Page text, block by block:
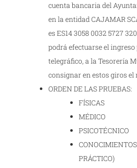
cuenta bancaria del
en la entidad CAJAMAR
es ES14 3058 0032 5727
podrá efectuarse el
telegráfico, a la Tesorería
consignar en estos giros
ORDEN DE LAS PRUEBAS:
FÍSICAS
MÉDICO
PSICOTÉCNICO
PRÁCTICO)